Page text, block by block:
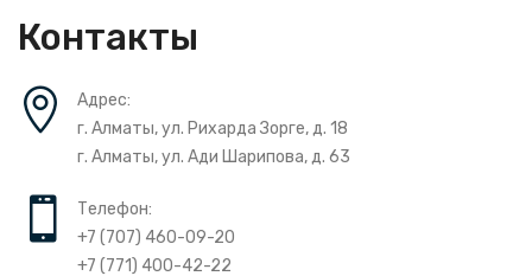
Контакты
Адрес:
г. Алматы, ул. Рихарда Зорге, д. 18
г. Алматы, ул. Ади Шарипова, д. 63
Телефон:
+7 (707) 460-09-20
+7 (771) 400-42-22